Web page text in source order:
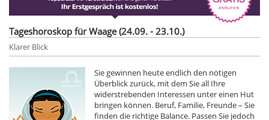
Tageshoroskop für Waage (24.09. - 23.10.)
Klarer Blick
Sie gewinnen heute endlich den nötigen
Überblick zurück, mit dem Sie all Ihre
widerstrebenden Interessen unter einen Hut
bringen können. Beruf, Familie, Freunde – Sie
finden die richtige Balance. Passen Sie jedoch